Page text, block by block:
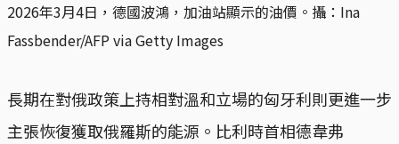
2026年3月4日，德國波鴻，加油站顯示的油價。攝：Ina
Fassbender/AFP via Getty Images
長期在對俄政策上持相對溫和立場的匈牙利則更進一步
主張恢復獲取俄羅斯的能源。比利時首相德韋弗